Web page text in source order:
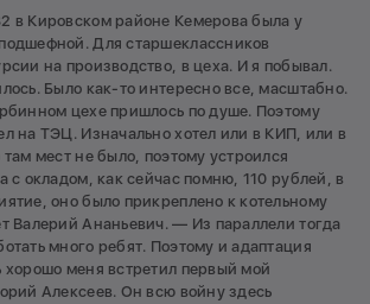
Кировском районе Кемерова была у
Для старшеклассников
на производство, в цеха. И я побывал.
Было как-то интересно все, масштабно.
цехе пришлось по душе. Поэтому
на ТЭЦ. Изначально хотел или в КИП, или в
мест не было, поэтому устроился
с окладом, как сейчас помню, 110 рублей, в
оно было прикреплено к котельному
Валерий Ананьевич. — Из параллели тогда
много ребят. Поэтому и адаптация
меня встретил первый мой
Алексеев. Он всю войну здесь